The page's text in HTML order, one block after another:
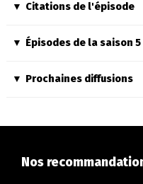
Citations de l'épisode
Épisodes de la saison 5
Prochaines diffusions
Nos